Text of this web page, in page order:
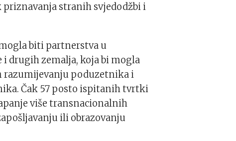
stranih svjedodžbi i
biti partnerstva u
drugih zemalja, koja bi mogla
poduzetnika i
Čak 57 posto ispitanih tvrtki
više transnacionalnih
ili obrazovanju